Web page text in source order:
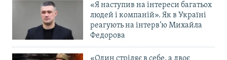
«Я наступив на інтереси багатьох
людей і компаній». Як в Україні
реагують на інтерв’ю Михайла
Федорова
«Один стріляє в себе, а двоє